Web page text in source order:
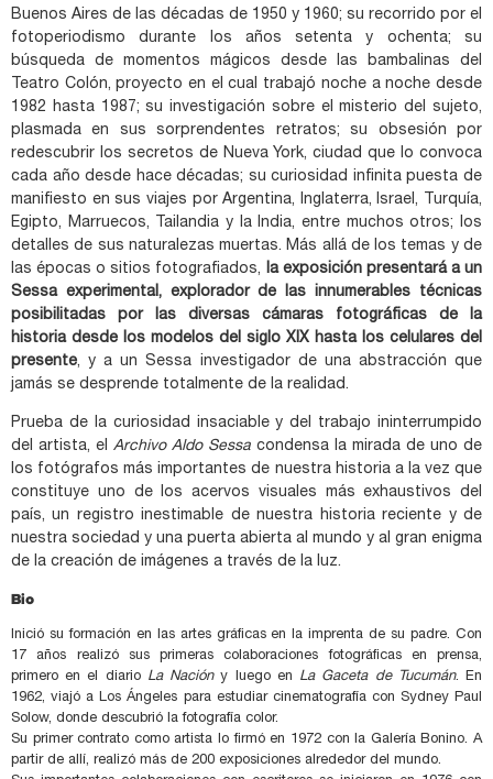
Buenos Aires de las décadas de 1950 y 1960; su recorrido por el
fotoperiodismo durante los años setenta y ochenta; su
búsqueda de momentos mágicos desde las bambalinas del
Teatro Colón, proyecto en el cual trabajó noche a noche desde
1982 hasta 1987; su investigación sobre el misterio del sujeto,
plasmada en sus sorprendentes retratos; su obsesión por
redescubrir los secretos de Nueva York, ciudad que lo convoca
cada año desde hace décadas; su curiosidad infinita puesta de
manifiesto en sus viajes por Argentina, Inglaterra, Israel, Turquía,
Egipto, Marruecos, Tailandia y la India, entre muchos otros; los
detalles de sus naturalezas muertas. Más allá de los temas y de
las épocas o sitios fotografiados, la exposición presentará a un
Sessa experimental, explorador de las innumerables técnicas
posibilitadas por las diversas cámaras fotográficas de la
historia desde los modelos del siglo XIX hasta los celulares del
presente, y a un Sessa investigador de una abstracción que
jamás se desprende totalmente de la realidad.
Prueba de la curiosidad insaciable y del trabajo ininterrumpido
del artista, el Archivo Aldo Sessa condensa la mirada de uno de
los fotógrafos más importantes de nuestra historia a la vez que
constituye uno de los acervos visuales más exhaustivos del
país, un registro inestimable de nuestra historia reciente y de
nuestra sociedad y una puerta abierta al mundo y al gran enigma
de la creación de imágenes a través de la luz.
Bio
Inició su formación en las artes gráficas en la imprenta de su padre. Con
17 años realizó sus primeras colaboraciones fotográficas en prensa,
primero en el diario La Nacióny luego en La Gaceta de Tucumán. En
1962, viajó a Los Ángeles para estudiar cinematografía con Sydney Paul
Solow, donde descubrió la fotografía color.
Su primer contrato como artista lo firmó en 1972 con la Galería Bonino. A
partir de allí, realizó más de 200 exposiciones alrededor del mundo.